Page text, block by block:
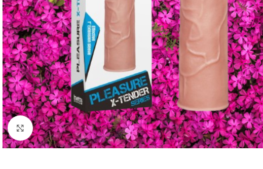
Click to enlarge